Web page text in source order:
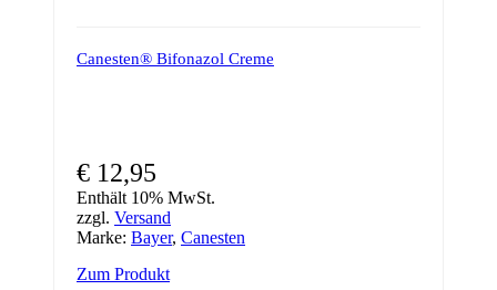
Canesten® Bifonazol Creme
€ 12,95
Enthält 10% MwSt.
zzgl. Versand
Marke: Bayer, Canesten
Zum Produkt